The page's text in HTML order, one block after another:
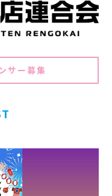
サー募集